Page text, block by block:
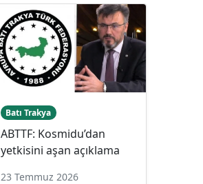
Batı Trakya
ABTTF: Kosmidu’dan
yetkisini aşan açıklama
23 Temmuz 2026